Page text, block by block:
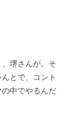
、堺さんが。そ
とで、コント
中でやるんだ